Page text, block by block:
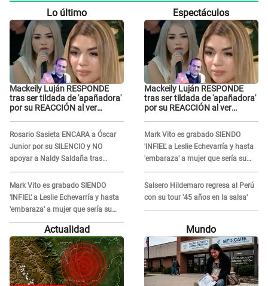
Lo último
Mackeily Luján RESPONDE
tras ser tildada de 'apañadora'
por su REACCIÓN al ver
acoso: "No sabía la magnitud"
Rosario Sasieta ENCARA a Óscar
Junior por su SILENCIO y NO
apoyar a Naldy Saldaña tras
denuncia en 'La Bella Luz': "¿Te
comieron la lengua?"
Mark Vito es grabado SIENDO
'INFIEL' a Leslie Echevarría y hasta
'embaraza' a mujer que sería su
AMANTE: "¡Eres un desgraciado! "
Espectáculos
Mackeily Luján RESPONDE
tras ser tildada de 'apañadora'
por su REACCIÓN al ver
Mark Vito es grabado SIENDO
'INFIEL' a Leslie Echevarría y hasta
'embaraza' a mujer que sería su
AMANTE: "¡Eres un desgraciado! "
Salsero Hildemaro regresa al Perú
con su tour '45 años en la salsa'
Actualidad Mundo